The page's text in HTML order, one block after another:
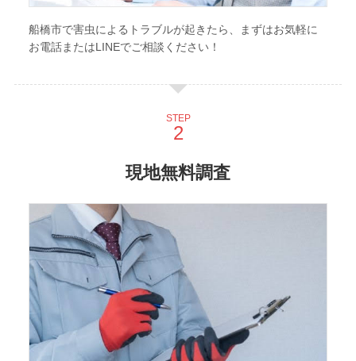
船橋市で害虫によるトラブルが起きたら、まずはお気軽に
お電話またはLINEでご相談ください！
STEP
現地無料調査